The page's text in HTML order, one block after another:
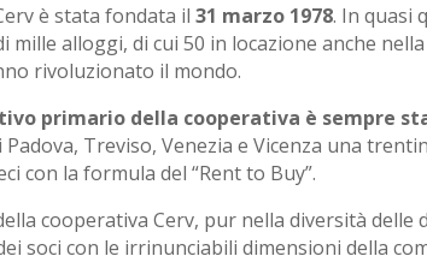
è stata fondata il31 marzo 1978. In quasi
mille alloggi, di cui 50 in locazione anche
rivoluzionato il mondo.
primario della cooperativa è sempre
Padova, Treviso, Venezia e Vicenza una
con la formula del “Rent to Buy”.
cooperativa Cerv, pur nella diversità
soci con le irrinunciabili dimensioni della